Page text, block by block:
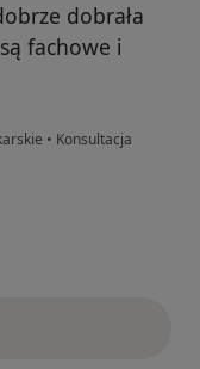
dobrała
fachowe i
• Konsultacja